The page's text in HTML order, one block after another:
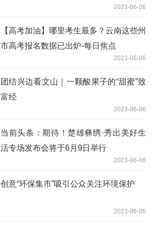
2023-06-06
【高考加油】哪里考生最多？云南这些州
市高考报名数据已出炉-每日焦点
2023-06-06
团结兴边看文山｜一颗酸果子的“甜蜜”致
富经
2023-06-06
当前头条：期待！楚雄彝绣·秀出美好生
活专场发布会将于6月9日举行
2023-06-06
创意“环保集市”吸引公众关注环境保护
2023-06-06